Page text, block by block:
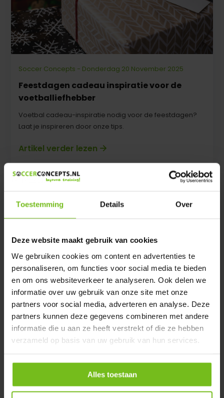
Toestemming Details Over
Deze website maakt gebruik van cookies
We gebruiken cookies om content en advertenties te
personaliseren, om functies voor social media te bieden
en om ons websiteverkeer te analyseren. Ook delen we
informatie over uw gebruik van onze site met onze
partners voor social media, adverteren en analyse. Deze
partners kunnen deze gegevens combineren met andere
informatie die u aan ze heeft verstrekt of die ze hebben
verzameld op basis van uw gebruik van hun services.
Alles toestaan
Soccer Concepts - Donderdag 20 November 2025
Feestdagen cadeau inspiratie voor de
voetballiefhebber
Voetbal cadeau-inspiratie nodig voor de feestdagen?
Laat je inspireren door onze tips.
Artikel verder lezen
Soccer Concepts - Maandag 17 November 2025
Voetbalwedstrijden analyseren: VEO versus
Coachview
Vergelijk VEO en Coachview: slimme camerasystemen
om voetbalwedstrijden automatisch te filmen en
Artikel verder lezen